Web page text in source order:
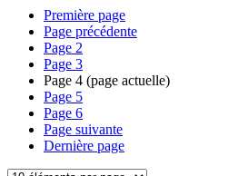
Première page
Page précédente
Page 2
Page 3
Page 4 (page actuelle)
Page 5
Page 6
Page suivante
Dernière page